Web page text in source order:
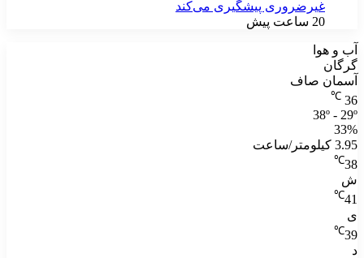
غیرضروری پیشگیری می‌کند
20 ساعت پیش
آب و هوا
گرگان
آسمان صاف
36
℃
38º - 29º
33%
3.95 کیلومتر/ساعت
38
℃
ش
41
℃
ی
39
℃
د